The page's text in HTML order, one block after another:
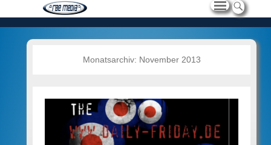
Monatsarchiv: November 2013